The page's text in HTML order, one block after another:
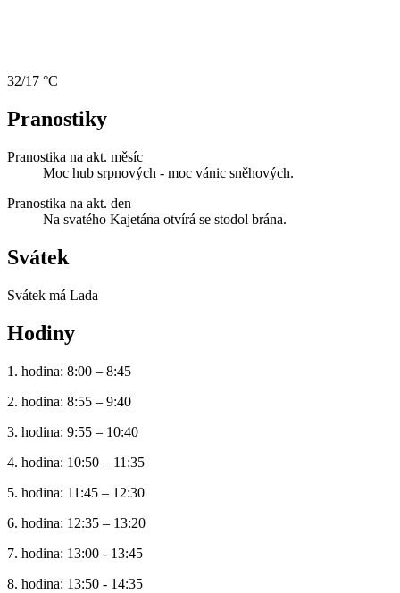
32/17 °C
Pranostiky
Pranostika na akt. měsíc
Moc hub srpnových - moc vánic sněhových.
Pranostika na akt. den
Na svatého Kajetána otvírá se stodol brána.
Svátek
Svátek má Lada
Hodiny
1. hodina: 8:00 – 8:45
2. hodina: 8:55 – 9:40
3. hodina: 9:55 – 10:40
4. hodina: 10:50 – 11:35
5. hodina: 11:45 – 12:30
6. hodina: 12:35 – 13:20
7. hodina: 13:00 - 13:45
8. hodina: 13:50 - 14:35